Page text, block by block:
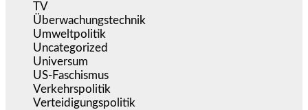
TV
Überwachungstechnik
Umweltpolitik
Uncategorized
Universum
US-Faschismus
Verkehrspolitik
Verteidigungspolitik